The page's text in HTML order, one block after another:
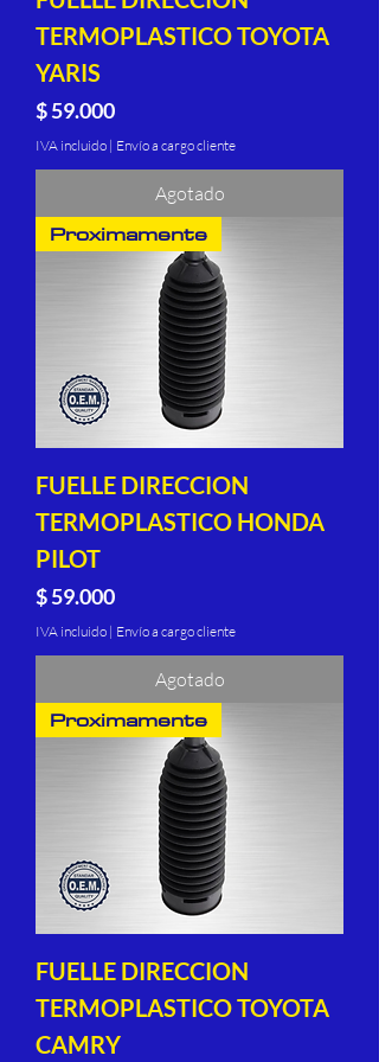
TERMOPLASTICO TOYOTA
YARIS
Precio
$ 59.000
IVA incluido | Envío a cargo cliente
Agotado
Proximamente
FUELLE DIRECCION
TERMOPLASTICO HONDA
PILOT
Precio
$ 59.000
IVA incluido | Envío a cargo cliente
Agotado
Proximamente
FUELLE DIRECCION
TERMOPLASTICO TOYOTA
CAMRY